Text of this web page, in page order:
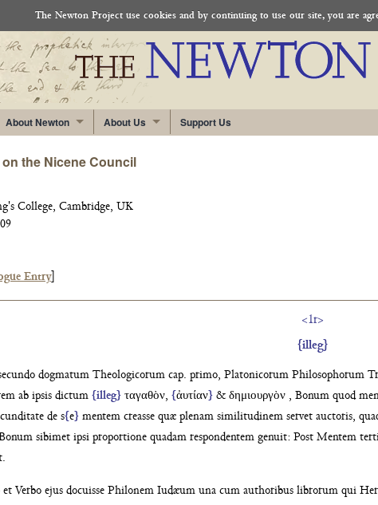
The Newton Project use cookies and by continuing to use our site, you are
About Newton About Us Support Us
the Nicene Council
College, Cambridge, UK
Entry]
<1r>
{illeg}
dogmatum Theologicorum cap. primo, Platonicorum Philosophorum
ab ipsis dictum {illeg} ταγαθὸν, {ἀυτίαν} & δημιουργὸν , Bonum quod
de s{e} mentem creasse quæ plenam similitudinem servet auctoris,
sibimet ipsi proportione quadam respondentem genuit: Post Mentem
Verbo ejus docuisse Philonem Iudæum una cum authoribus librorum qui